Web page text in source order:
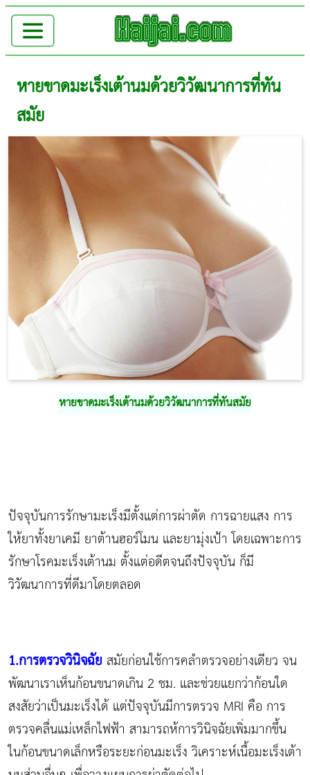
หายขาดมะเร็งเต้านมด้วยวิวัฒนาการที่ทัน
สมัย
หายขาดมะเร็งเต้านมด้วยวิวัฒนาการที่ทันสมัย
ปัจจุบันการรักษามะเร็งมีตั้งแต่การผ่าตัด การฉายแสง การ
ให้ยาทั้งยาเคมี ยาต้านฮอร์โมน และยามุ่งเป้า โดยเฉพาะการ
รักษาโรคมะเร็งเต้านม ตั้งแต่อดีตจนถึงปัจจุบัน ก็มี
วิวัฒนาการที่ดีมาโดยตลอด
1.การตรวจวินิจฉัย สมัยก่อนใช้การคลำตรวจอย่างเดียว จน
พัฒนาเราเห็นก้อนขนาดเกิน 2 ชม. และช่วยแยกว่าก้อนใด
สงสัยว่าเป็นมะเร็งได้ แต่ปัจจุบันมีการตรวจ MRI คือ การ
ตรวจคลื่นแม่เหล็กไฟฟ้า สามารถห้การวินิจฉัยเพิ่มมากขึ้น
ในก้อนขนาดเล็กหรือระยะก่อนมะเร็ง วิเคราะห์เนื้อมะเร็งเต้า